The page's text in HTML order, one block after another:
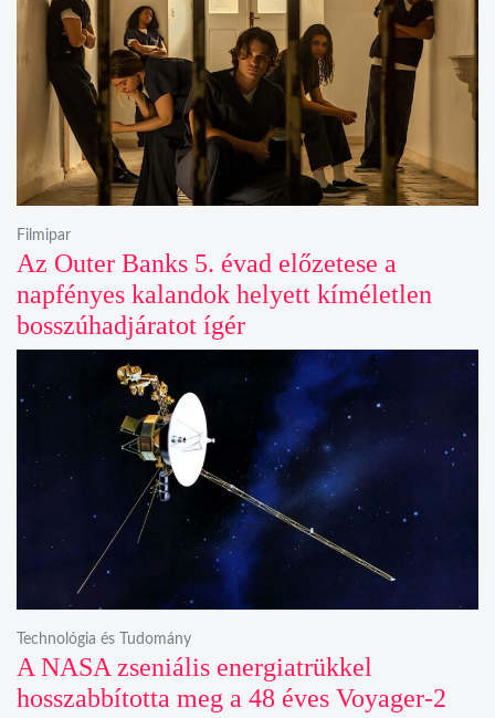
Az Outer Banks 5. évad előzetese a
napfényes kalandok helyett kíméletlen
bosszúhadjáratot ígér
Filmipar
A NASA zseniális energiatrükkel
hosszabbította meg a 48 éves Voyager-2
Technológia és Tudomány